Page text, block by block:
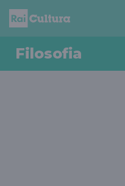
Filosofia